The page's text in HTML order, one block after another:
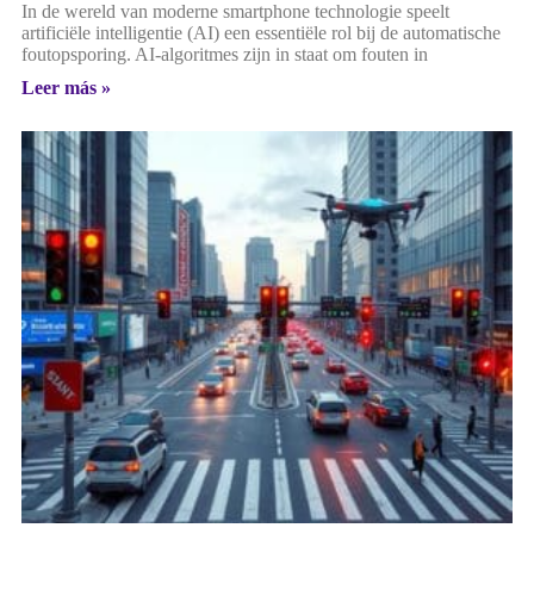
In de wereld van moderne smartphone technologie speelt
artificiële intelligentie (AI) een essentiële rol bij de automatische
foutopsporing. AI-algoritmes zijn in staat om fouten in
Leer más »